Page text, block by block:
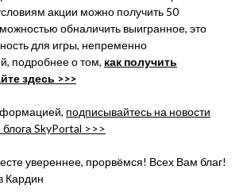
акции можно получить 50
обналичить выигранное, это
для игры, непременно
подробнее о том, как получить
здесь >>>
подписывайтесь на новости
блога SkyPortal >>>
увереннее, прорвёмся! Всех Вам благ!
Кардин